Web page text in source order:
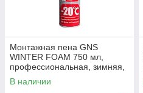
Монтажная пена GNS
WINTER FOAM 750 мл,
профессиональная, зимняя,
под пистолет (до 60 л)
В наличии